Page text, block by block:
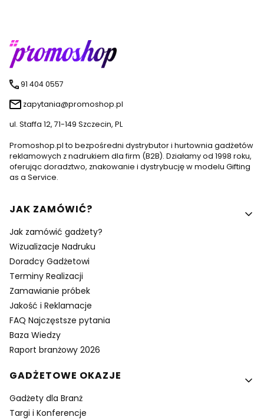
91 404 0557
zapytania@promoshop.pl
ul. Staffa 12, 71-149 Szczecin, PL
Promoshop.pl to bezpośredni dystrybutor i hurtownia gadżetów
reklamowych z nadrukiem dla firm (B2B). Działamy od 1998 roku,
oferując doradztwo, znakowanie i dystrybucję w modelu Gifting
as a Service.
Linki w stopce
JAK ZAMÓWIĆ?
Jak zamówić gadżety?
Wizualizacje Nadruku
Doradcy Gadżetowi
Terminy Realizacji
Zamawianie próbek
Jakość i Reklamacje
FAQ Najczęstsze pytania
Baza Wiedzy
Raport branżowy 2026
GADŻETOWE OKAZJE
Gadżety dla Branż
Targi i Konferencje